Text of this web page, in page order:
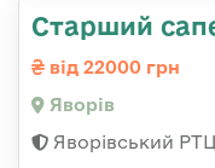
Старший
від 22000 грн
Яворів
Яворівський